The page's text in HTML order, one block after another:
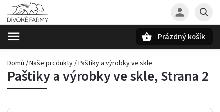
Prázdný košík
Domů/Naše produkty/Paštiky a výrobky ve skle
Paštiky a výrobky ve skle, Strana 2